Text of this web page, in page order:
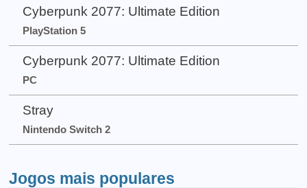
Cyberpunk 2077: Ultimate Edition
PlayStation 5
Cyberpunk 2077: Ultimate Edition
PC
Stray
Nintendo Switch 2
Jogos mais populares